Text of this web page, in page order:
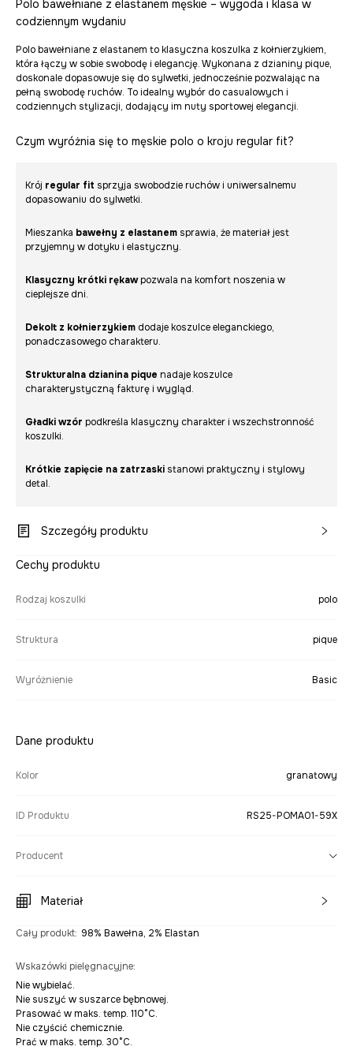
Polo bawełniane z elastanem męskie – wygoda i klasa w
codziennym wydaniu
Polo bawełniane z elastanem to klasyczna koszulka z kołnierzykiem,
która łączy w sobie swobodę i elegancję. Wykonana z dzianiny pique,
doskonale dopasowuje się do sylwetki, jednocześnie pozwalając na
pełną swobodę ruchów. To idealny wybór do casualowych i
codziennych stylizacji, dodający im nuty sportowej elegancji.
Czym wyróżnia się to męskie polo o kroju regular fit?
Krój regular fit sprzyja swobodzie ruchów i uniwersalnemu
dopasowaniu do sylwetki.
Mieszanka bawełny z elastanem sprawia, że materiał jest
przyjemny w dotyku i elastyczny.
Klasyczny krótki rękawpozwala na komfort noszenia w
cieplejsze dni.
Dekolt z kołnierzykiem dodaje koszulce eleganckiego,
ponadczasowego charakteru.
Strukturalna dzianina pique nadaje koszulce
charakterystyczną fakturę i wygląd.
Gładki wzór podkreśla klasyczny charakter i wszechstronność
koszulki.
Krótkie zapięcie na zatrzaski stanowi praktyczny i stylowy
detal.
Szczegóły produktu
Cechy produktu
Rodzaj koszulki polo
Struktura pique
Wyróżnienie Basic
Dane produktu
Kolor granatowy
ID Produktu RS25-POMA01-59X
Producent
Materiał
Cały produkt: 98% Bawełna, 2% Elastan
Wskazówki pielęgnacyjne:
Nie wybielać.
Nie suszyć w suszarce bębnowej.
Prasować w maks. temp. 110°C.
Nie czyścić chemicznie.
Prać w maks. temp. 30°C.